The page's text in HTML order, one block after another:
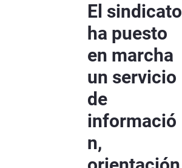
El sindicato
ha puesto
en marcha
un servicio
de
informació
n,